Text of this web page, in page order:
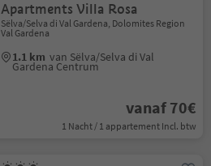
Apartments Villa Rosa
Sëlva/Selva di Val Gardena, Dolomites Region
Val Gardena
1.1 km van Sëlva/Selva di Val
Gardena Centrum
vanaf 70€
1 Nacht / 1 appartement Incl. btw